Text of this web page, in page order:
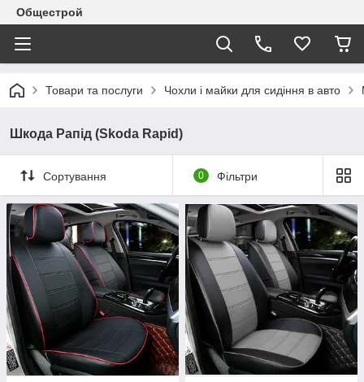
Общестрой
Товари та послуги Чохли і майки для сидіння в авто
Шкода Рапід (Skoda Rapid)
Сортування 0 Фільтри